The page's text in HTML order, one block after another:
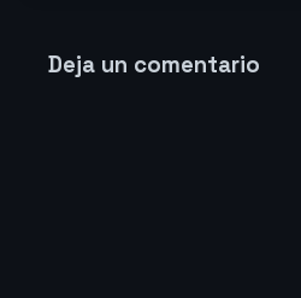
Deja un comentario